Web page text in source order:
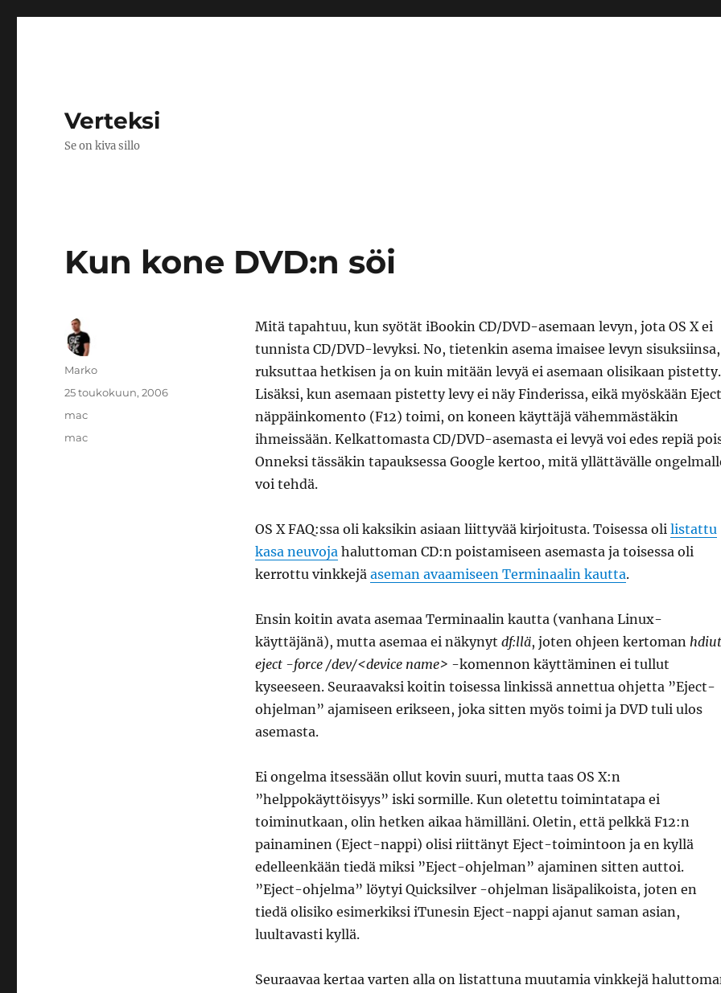
Verteksi
Se on kiva sillo
Kun kone DVD:n söi
Mitä tapahtuu, kun syötät iBookin CD/DVD-asemaan levyn, jota OS X ei
tunnista CD/DVD-levyksi. No, tietenkin asema imaisee levyn sisuksiinsa,
ruksuttaa hetkisen ja on kuin mitään levyä ei asemaan olisikaan pistetty.
Lisäksi, kun asemaan pistetty levy ei näy Finderissa, eikä myöskään
näppäinkomento (F12) toimi, on koneen käyttäjä vähemmästäkin
ihmeissään. Kelkattomasta CD/DVD-asemasta ei levyä voi edes repiä
Onneksi tässäkin tapauksessa Google kertoo, mitä yllättävälle
voi tehdä.
OS X FAQ:ssa oli kaksikin asiaan liittyvää kirjoitusta. Toisessa oli listattu
kasa neuvojahaluttoman CD:n poistamiseen asemasta ja toisessa oli
kerrottu vinkkejä aseman avaamiseen Terminaalin kautta.
Ensin koitin avata asemaa Terminaalin kautta (vanhana Linux-
käyttäjänä), mutta asemaa ei näkynyt df:llä, joten ohjeen kertoman
eject -force /dev/<device name> -komennon käyttäminen ei tullut
kyseeseen. Seuraavaksi koitin toisessa linkissä annettua ohjetta ”Eject-
ohjelman” ajamiseen erikseen, joka sitten myös toimi ja DVD tuli ulos
asemasta.
Ei ongelma itsessään ollut kovin suuri, mutta taas OS X:n
”helppokäyttöisyys” iski sormille. Kun oletettu toimintatapa ei
toiminutkaan, olin hetken aikaa hämilläni. Oletin, että pelkkä F12:n
painaminen (Eject-nappi) olisi riittänyt Eject-toimintoon ja en kyllä
edelleenkään tiedä miksi ”Eject-ohjelman” ajaminen sitten auttoi.
”Eject-ohjelma” löytyi Quicksilver -ohjelman lisäpalikoista, joten en
tiedä olisiko esimerkiksi iTunesin Eject-nappi ajanut saman asian,
luultavasti kyllä.
Seuraavaa kertaa varten alla on listattuna muutamia vinkkejä
Kirjoittaja
Marko
Julkaistu
25 toukokuun, 2006
Kategoriat
mac
Avainsanat
mac